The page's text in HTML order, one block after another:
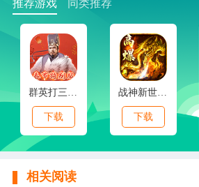
推荐游戏 同类推荐
群英打三国(0.1春节特别版)
下载
战神新世纪(免赞沉默开荒)
下载
相关阅读